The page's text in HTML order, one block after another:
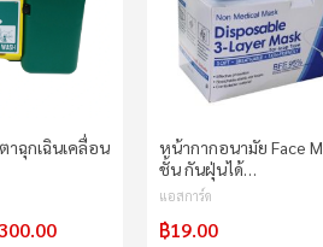
ตาฉุกเฉินเคลื่อน
หน้ากากอนามัย Face
ชั้น กันฝุ่นได้…
แอสการ์ด
฿19.00